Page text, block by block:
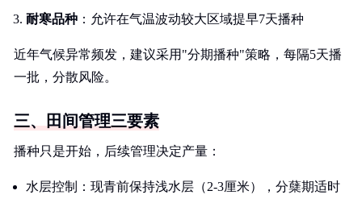
耐寒品种 ：允许在气温波动较大区域提早7天播种
近年气候异常频发，建议采用"分期播种"策略，每隔5天播
一批，分散风险。
三、田间管理三要素
播种只是开始，后续管理决定产量：
水层控制：现青前保持浅水层（2-3厘米），分蘖期适时